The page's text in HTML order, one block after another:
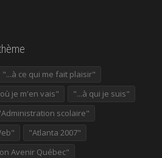
"...à ce qui me fait plaisir"
je m'en vais"
"...à qui je suis"
scolaire"
"Atlanta 2007"
Avenir Québec"